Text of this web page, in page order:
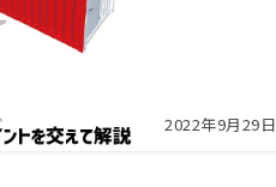
2022年9月29日